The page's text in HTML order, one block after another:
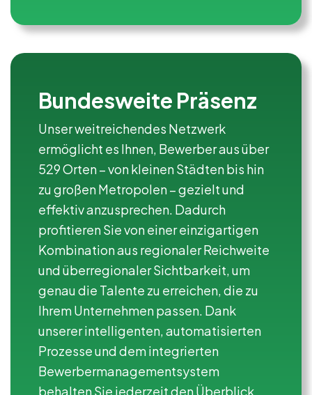
Bundesweite Präsenz
Unser weitreichendes Netzwerk
ermöglicht es Ihnen, Bewerber aus über
529 Orten – von kleinen Städten bis hin
zu großen Metropolen – gezielt und
effektiv anzusprechen. Dadurch
profitieren Sie von einer einzigartigen
Kombination aus regionaler Reichweite
und überregionaler Sichtbarkeit, um
genau die Talente zu erreichen, die zu
Ihrem Unternehmen passen. Dank
unserer intelligenten, automatisierten
Prozesse und dem integrierten
Bewerbermanagementsystem
behalten Sie jederzeit den Überblick